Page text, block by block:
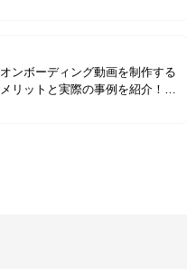
オンボーディング動画を制作する
メリットと実際の事例を紹介！自